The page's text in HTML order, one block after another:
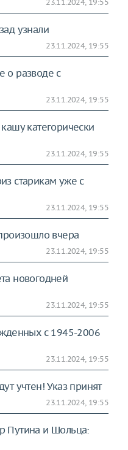
23.11.2024, 19:55
узнали
23.11.2024, 19:55
о разводе с
23.11.2024, 19:55
категорически
23.11.2024, 19:55
старикам уже с
23.11.2024, 19:55
вчера
23.11.2024, 19:55
новогодней
23.11.2024, 19:55
с 1945-2006
23.11.2024, 19:55
учтен! Указ принят
23.11.2024, 19:55
Путина и Шольца: